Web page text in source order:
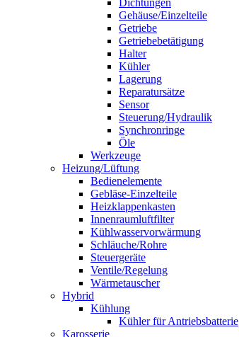
Dichtungen
Gehäuse/Einzelteile
Getriebe
Getriebebetätigung
Halter
Kühler
Lagerung
Reparatursätze
Sensor
Steuerung/Hydraulik
Synchronringe
Öle
Werkzeuge
Heizung/Lüftung
Bedienelemente
Gebläse-Einzelteile
Heizklappenkasten
Innenraumluftfilter
Kühlwasservorwärmung
Schläuche/Rohre
Steuergeräte
Ventile/Regelung
Wärmetauscher
Hybrid
Kühlung
Kühler für Antriebsbatterie
Karosserie